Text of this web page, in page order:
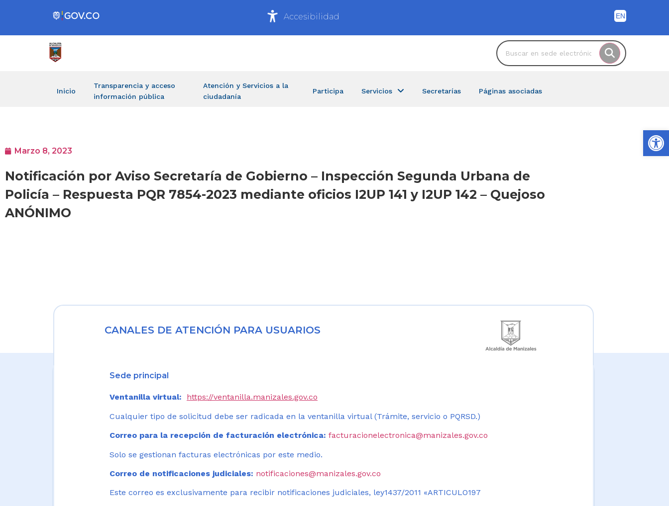
Accesibilidad
Inicio
Transparencia y acceso
información pública
Atención y Servicios a la
ciudadanía
Participa Servicios Secretarías Páginas asociadas
Marzo 8, 2023
Notificación por Aviso Secretaría de Gobierno – Inspección Segunda Urbana de
Policía – Respuesta PQR 7854-2023 mediante oficios I2UP 141 y I2UP 142 – Quejoso
ANÓNIMO
CANALES DE ATENCIÓN PARA USUARIOS
Sede principal
Ventanilla virtual: https://ventanilla.manizales.gov.co
Cualquier tipo de solicitud debe ser radicada en la ventanilla virtual (Trámite, servicio o PQRSD.)
Correo para la recepción de facturación electrónica: facturacionelectronica@manizales.gov.co
Solo se gestionan facturas electrónicas por este medio.
Correo de notificaciones judiciales: notificaciones@manizales.gov.co
Este correo es exclusivamente para recibir notificaciones judiciales, ley1437/2011 «ARTICULO197